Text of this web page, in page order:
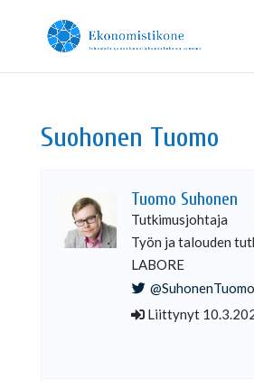
Suohonen Tuomo
Tuomo Suhonen
Tutkimusjohtaja
Työn ja talouden
LABORE
@SuhonenTuomo
Liittynyt